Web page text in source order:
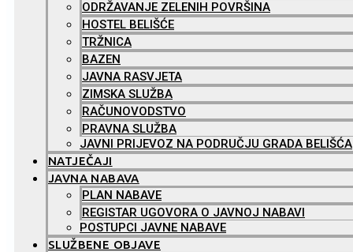
ODRŽAVANJE ZELENIH POVRŠINA
HOSTEL BELIŠĆE
TRŽNICA
BAZEN
JAVNA RASVJETA
ZIMSKA SLUŽBA
RAČUNOVODSTVO
PRAVNA SLUŽBA
JAVNI PRIJEVOZ NA PODRUČJU GRADA BELIŠĆA
NATJEČAJI
JAVNA NABAVA
PLAN NABAVE
REGISTAR UGOVORA O JAVNOJ NABAVI
POSTUPCI JAVNE NABAVE
SLUŽBENE OBJAVE